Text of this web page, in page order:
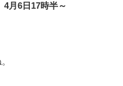
月6日17時半～